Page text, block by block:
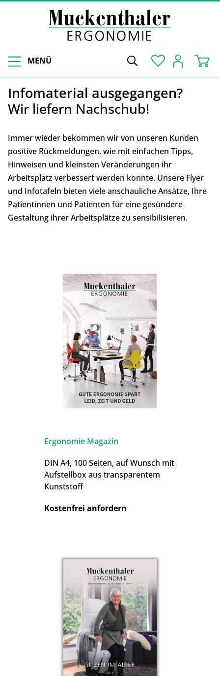
MENÜ
Infomaterial ausgegangen?
Wir liefern Nachschub!
Immer wieder bekommen wir von unseren Kunden
positive Rückmeldungen, wie mit einfachen Tipps,
Hinweisen und kleinsten Veränderungen ihr
Arbeitsplatz verbessert werden konnte. Unsere Flyer
und Infotafeln bieten viele anschauliche Ansätze, Ihre
Patientinnen und Patienten für eine gesündere
Gestaltung ihrer Arbeitsplätze zu sensibilisieren.
Ergonomie Magazin
DIN A4, 100 Seiten, auf Wunsch mit
Aufstellbox aus transparentem
Kunststoff
Kostenfrei anfordern